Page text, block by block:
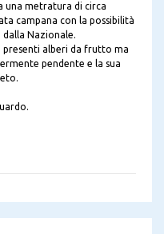
una metratura di circa
campana con la possibilità
dalla Nazionale.
alberi da frutto ma
pendente e la sua